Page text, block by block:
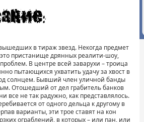
в тираж звезд. Некогда предмет
пристанище дрянных реалити-шоу,
В центре всей заварухи – троица
пытающихся ухватить удачу за хвост в
солнцем. Бывший член уличной банды
Отошедший от дел грабитель банков
все не так радужно, как представлялось.
от одного дельца к другому в
варианты, эти трое ставят на кон
ограблений, в которых – или пан, или